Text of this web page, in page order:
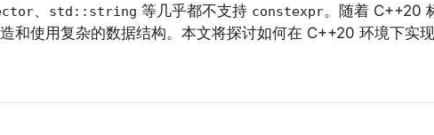
、 std::string 等几乎都不支持 constexpr。随着 C++20
和使用复杂的数据结构。本文将探讨如何在 C++20 环境下实